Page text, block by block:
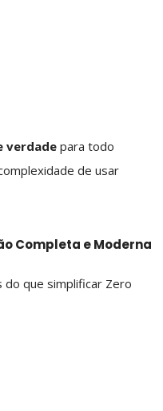
verdade para todo
de usar
Completa e Moderna
do que simplificar Zero